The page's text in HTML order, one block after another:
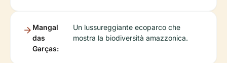
Mangal
das
Garças:
Un lussureggiante ecoparco che
mostra la biodiversità amazzonica.